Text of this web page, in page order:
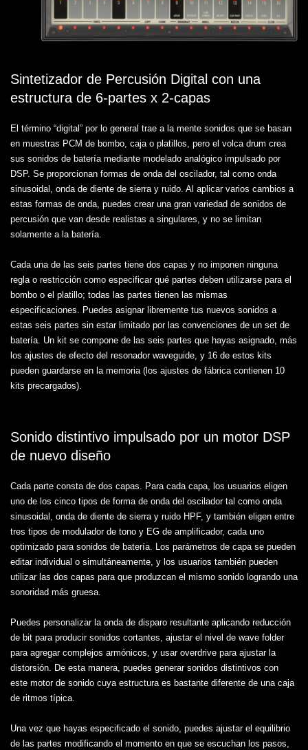
Sintetizador de Percusión Digital con una
estructura de 6-partes x 2-capas
El término “digital” por lo general trae a la mente sonidos que se basan
en muestras PCM de bombo, caja o platillos, pero el volca drum crea
sus sonidos de batería mediante modelado analógico impulsado por
DSP. Se proporcionan formas de onda del oscilador, tal como onda
sinusoidal, onda de diente de sierra y ruido. Al aplicar varios cambios a
estas formas de onda, puedes crear una gran variedad de sonidos de
percusión que van desde realistas a singulares, y no se limitan
solamente a la batería.
Cada una de las seis partes tiene dos capas y no imponen ninguna
regla o restricción como especificar qué partes deben utilizarse para el
bombo o el platillo; todas las partes tienen las mismas
especificaciones. Puedes asignar libremente tus nuevos sonidos a
estas seis partes sin estar limitado por las convenciones de un set de
batería. Un kit se compone de las seis partes que hayas asignado, más
los ajustes de efecto del resonador waveguide, y 16 de estos kits
pueden guardarse en la memoria (los ajustes de fábrica contienen 10
kits precargados).
Sonido distintivo impulsado por un motor DSP
de nuevo diseño
Cada parte consta de dos capas. Para cada capa, los usuarios eligen
uno de los cinco tipos de forma de onda del oscilador tal como onda
sinusoidal, onda de diente de sierra y ruido HPF, y también eligen entre
tres tipos de modulador de tono y EG de amplificador, cada uno
optimizado para sonidos de batería. Los parámetros de capa se pueden
editar individual o simultáneamente, y los usuarios también pueden
utilizar las dos capas para que produzcan el mismo sonido logrando una
sonoridad más gruesa.
Puedes personalizar la onda de disparo resultante aplicando reducción
de bit para producir sonidos cortantes, ajustar el nivel de wave folder
para agregar complejos armónicos, y usar overdrive para ajustar la
distorsión. De esta manera, puedes generar sonidos distintivos con
este motor de sonido cuya estructura es bastante diferente de una caja
de ritmos típica.
Una vez que hayas especificado el sonido, puedes ajustar el equilibrio
de las partes modificando el momento en que se escuchan los pasos,